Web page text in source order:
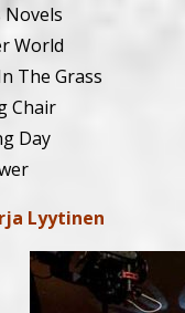
Novels
World
The Grass
Chair
Day
Lyytinen